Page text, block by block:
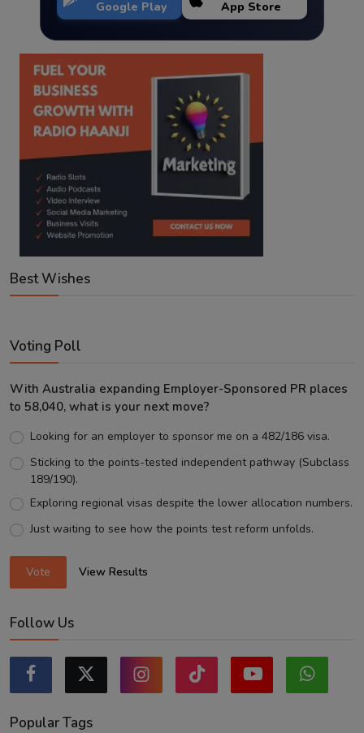
Google Play App Store
Best Wishes
Voting Poll
With Australia expanding Employer-Sponsored PR places
to 58,040, what is your next move?
Looking for an employer to sponsor me on a 482/186 visa.
Sticking to the points-tested independent pathway (Subclass
189/190).
Exploring regional visas despite the lower allocation numbers.
Just waiting to see how the points test reform unfolds.
Vote View Results
Follow Us
Popular Tags